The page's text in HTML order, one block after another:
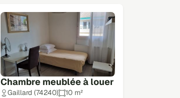
Chambre meublée à louer
Gaillard (74240)
10 m²